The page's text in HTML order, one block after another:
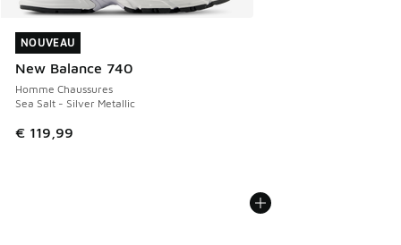
NOUVEAU
New Balance 740
Homme Chaussures
Sea Salt - Silver Metallic
€ 119,99
NOUVEAU